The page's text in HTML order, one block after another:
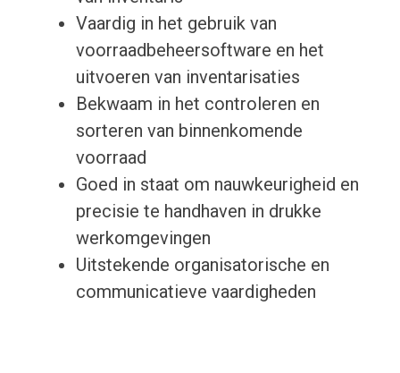
Vaardig in het gebruik van
voorraadbeheersoftware en het
uitvoeren van inventarisaties
Bekwaam in het controleren en
sorteren van binnenkomende
voorraad
Goed in staat om nauwkeurigheid en
precisie te handhaven in drukke
werkomgevingen
Uitstekende organisatorische en
communicatieve vaardigheden